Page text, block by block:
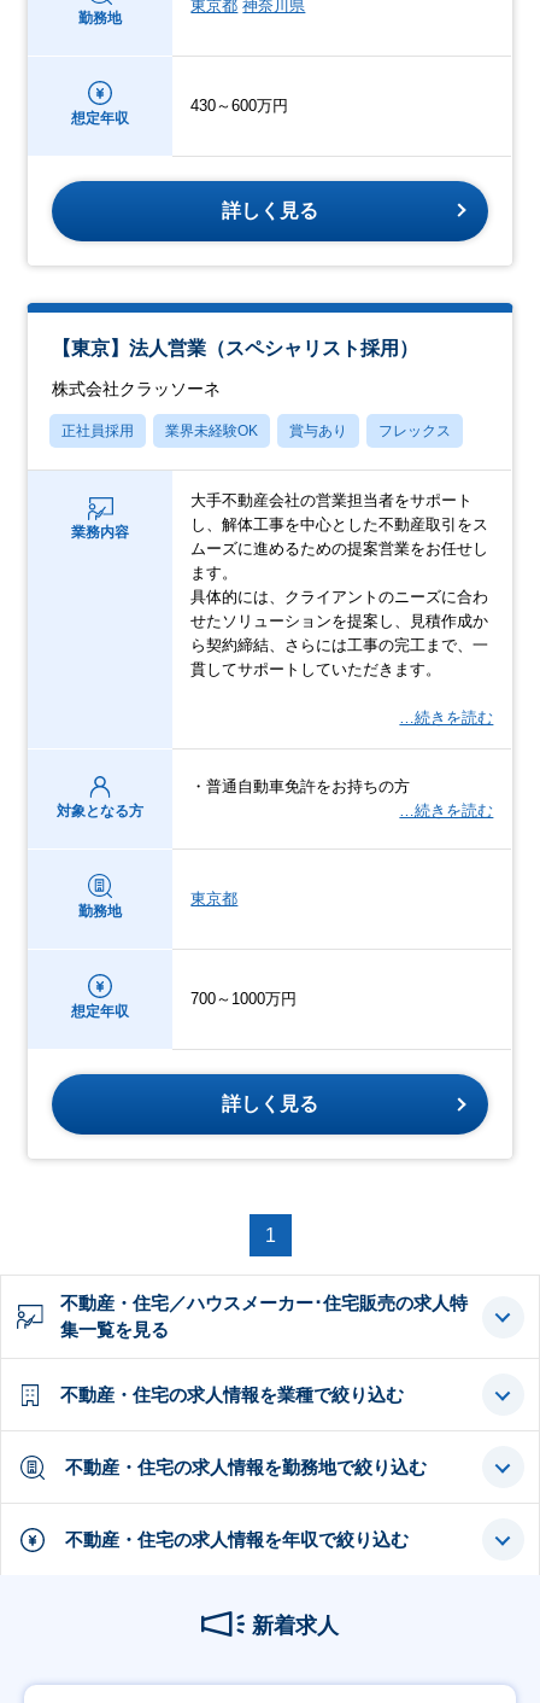
勤務地
東京都 神奈川県
想定年収
430～600万円
詳しく見る
【東京】法人営業（スペシャリスト採用）
株式会社クラッソーネ
正社員採用 業界未経験OK 賞与あり フレックス
業務内容
大手不動産会社の営業担当者をサポート
し、解体工事を中心とした不動産取引をス
ムーズに進めるための提案営業をお任せし
ます。
具体的には、クライアントのニーズに合わ
せたソリューションを提案し、見積作成か
ら契約締結、さらには工事の完工まで、一
貫してサポートしていただきます。
…続きを読む
対象となる方
・普通自動車免許をお持ちの方
…続きを読む
勤務地
東京都
想定年収
700～1000万円
詳しく見る
1
不動産・住宅／ハウスメーカー･住宅販売の求人特
集一覧を見る
不動産・住宅の求人情報を業種で絞り込む
不動産・住宅の求人情報を勤務地で絞り込む
不動産・住宅の求人情報を年収で絞り込む
新着求人